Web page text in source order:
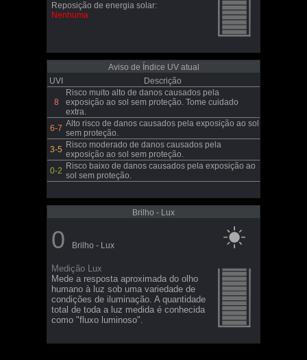
Reposição de energia solar:
Nenhuma
Aviso de Índice UV atual
UVI
Descrição
8
Risco muito alto de danos causados pela
exposição ao sol sem proteção. Tome cuidado
extra.
6-7 Alto risco de danos causados pela exposição ao sol
sem proteção.
3-5 Risco moderado de danos causados pela
exposição ao sol sem proteção.
0-2 Risco baixo de danos causados pela exposição ao
sol sem proteção.
Brilho - Lux
0 Brilho - Lux
Medição Lux
Mede a resposta aproximada do olho
humano à luz sob uma variedade de
condições de iluminação. A quantidade
total de toda a luz medida é conhecida
como "fluxo luminoso".